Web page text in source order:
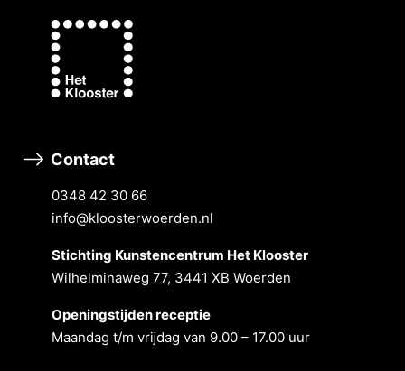
Contact
0348 42 30 66
info@kloosterwoerden.nl
Stichting Kunstencentrum Het Klooster
Wilhelminaweg 77, 3441 XB Woerden
Openingstĳden receptie
Maandag t/m vrĳdag van 9.00 – 17.00 uur